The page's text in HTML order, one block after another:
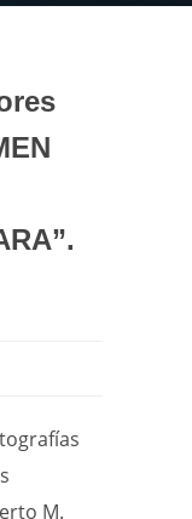
M.